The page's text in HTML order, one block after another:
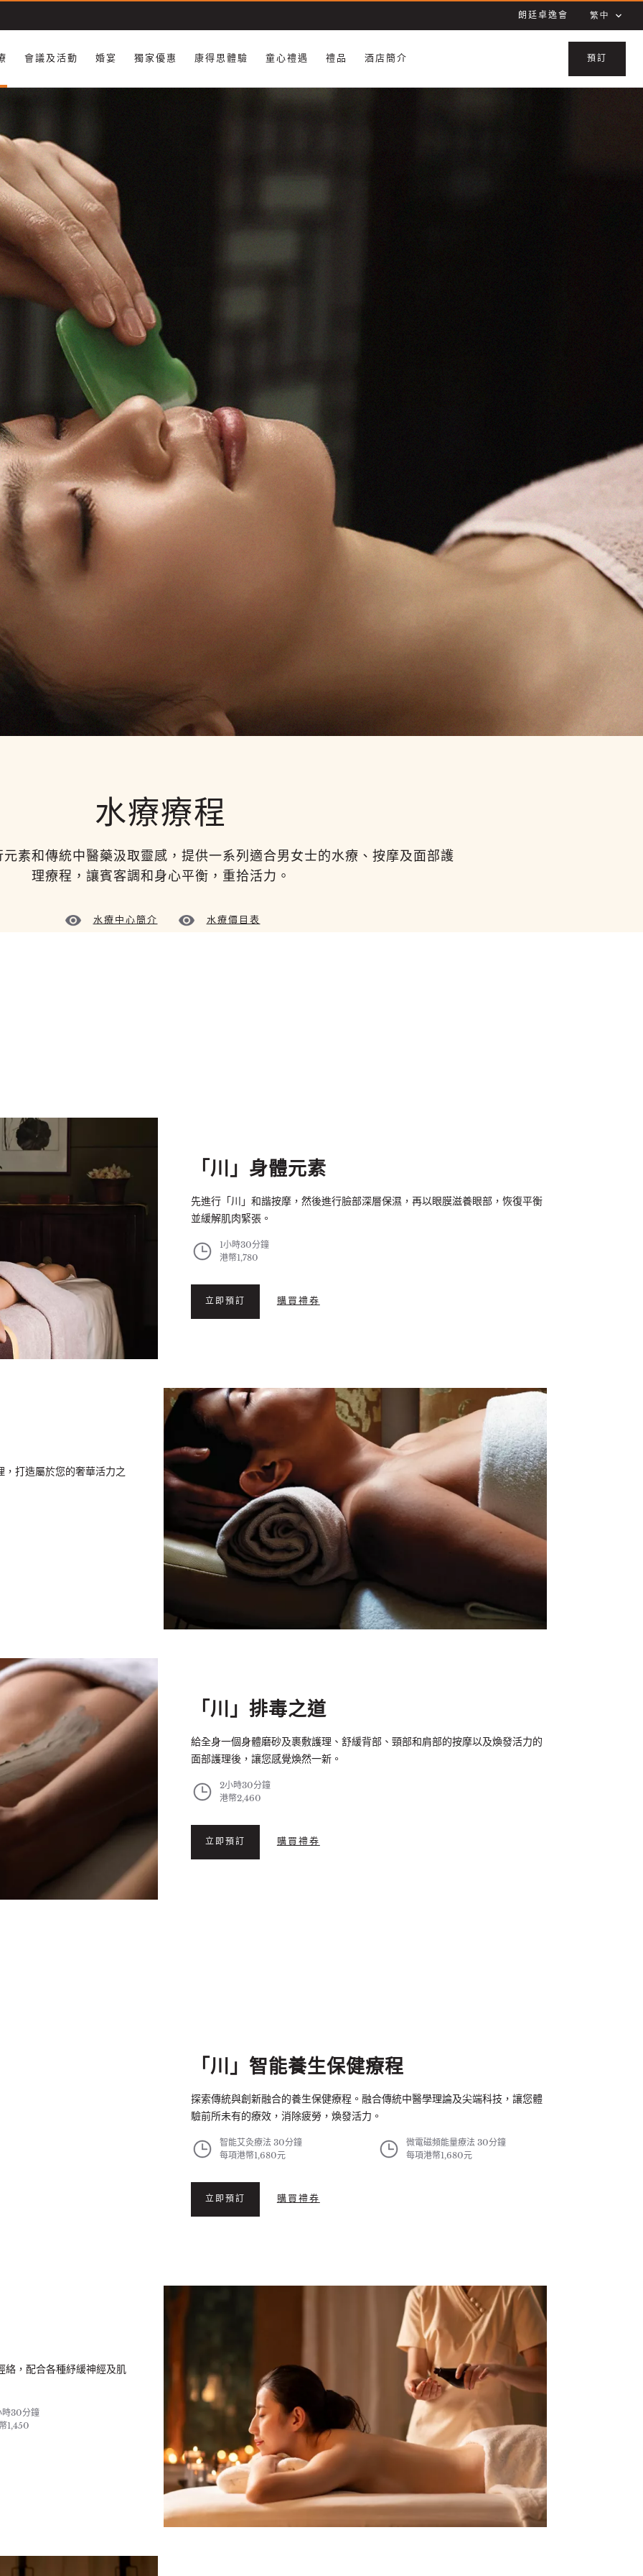
朗廷卓逸會 繁中
會議及活動 婚宴 獨家優惠 康得思體驗 童心禮遇 禮品 酒店簡介 預訂
水療療程
素和傳統中醫藥汲取靈感，提供一系列適合男女士的水療、按摩及面部護
理療程，讓賓客調和身心平衡，重拾活力。
水療中心簡介 水療價目表
「川」身體元素
先進行「川」和諧按摩，然後進行臉部深層保濕，再以眼膜滋養眼部，恢復平衡
並緩解肌肉緊張。
1小時30分鐘
港幣1,780
立即預訂 購買禮券
打造屬於您的奢華活力之
「川」排毒之道
給全身一個身體磨砂及裹敷護理、舒緩背部、頸部和肩部的按摩以及煥發活力的
面部護理後，讓您感覺煥然一新。
2小時30分鐘
港幣2,460
立即預訂 購買禮券
「川」智能養生保健療程
探索傳統與創新融合的養生保健療程。融合傳統中醫學理論及尖端科技，讓您體
驗前所未有的療效，消除疲勞，煥發活力。
智能艾灸療法 30分鐘
每項港幣1,680元
微電磁頻能量療法 30分鐘
每項港幣1,680元
立即預訂 購買禮券
絡，配合各種紓緩神經及肌
時30分鐘
1,450